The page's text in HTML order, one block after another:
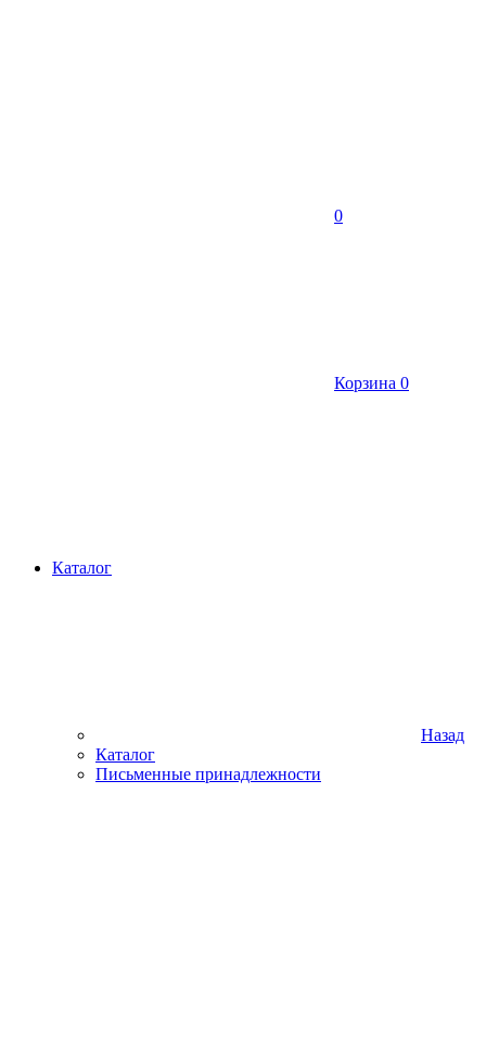
0
Корзина 0
Каталог
Назад
Каталог
Письменные принадлежности